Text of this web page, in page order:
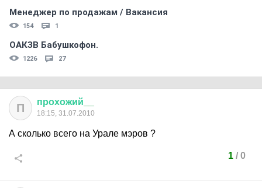
Менеджер по продажам / Вакансия
154 1
ОАКЗВ Бабушкофон.
1226 27
П прохожий
18:15, 31.07.2010
А сколько всего на Урале мэров ?
1/ 0